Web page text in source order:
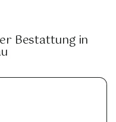
Bestattung in